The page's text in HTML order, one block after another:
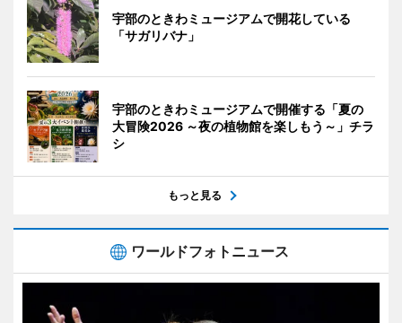
宇部のときわミュージアムで開花している
「サガリバナ」
宇部のときわミュージアムで開催する「夏の
大冒険2026 ～夜の植物館を楽しもう～」チラ
シ
もっと見る
ワールドフォトニュース